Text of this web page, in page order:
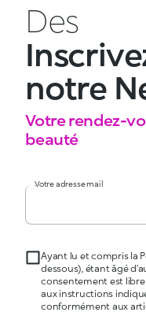
Des
notre
Votre rendez-
beauté
Votre adresse mail
Ayant lu et compris la
dessous), étant âgé
consentement est
aux instructions
conformément aux